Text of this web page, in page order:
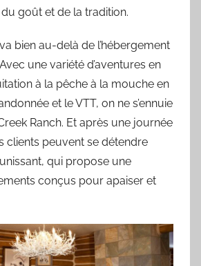
goût et de la tradition.
bien au-delà de l’hébergement
une variété d’aventures en
à la pêche à la mouche en
et le VTT, on ne s’ennuie
Ranch. Et après une journée
clients peuvent se détendre
qui propose une
conçus pour apaiser et